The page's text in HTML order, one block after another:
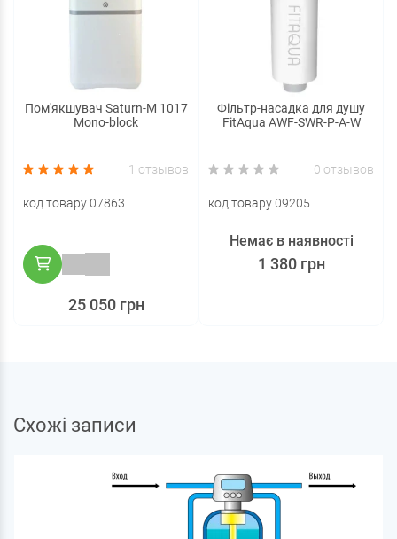
Пом'якшувач Saturn-M 1017
Mono-block
1 отзывов
код товару 07863
25 050 грн
Фільтр-насадка для душу
FitAqua AWF-SWR-P-A-W
0 отзывов
код товару 09205
1 380 грн
Немає в наявності
Схожі записи